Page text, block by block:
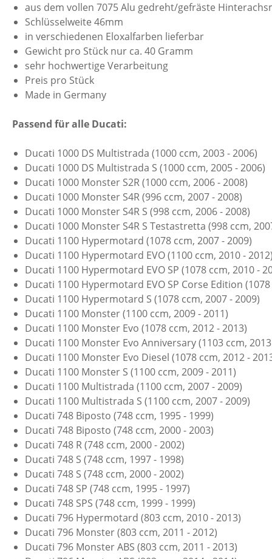
aus dem vollen 7075 Alu gedreht/gefräste
Schlüsselweite 46mm
in verschiedenen Eloxalfarben lieferbar
Gewicht pro Stück nur ca. 40 Gramm
sehr hochwertige Verarbeitung
Preis pro Stück
Made in Germany
Passend für alle Ducati:
Ducati 1000 DS Multistrada (1000 ccm, 2003 - 2006)
Ducati 1000 DS Multistrada S (1000 ccm, 2005 - 2006)
Ducati 1000 Monster S2R (1000 ccm, 2006 - 2008)
Ducati 1000 Monster S4R (996 ccm, 2007 - 2008)
Ducati 1000 Monster S4R S (998 ccm, 2006 - 2008)
Ducati 1000 Monster S4R S Testastretta (998 ccm,
Ducati 1100 Hypermotard (1078 ccm, 2007 - 2009)
Ducati 1100 Hypermotard EVO (1100 ccm, 2010 - 2012)
Ducati 1100 Hypermotard EVO SP (1078 ccm, 2010 -
Ducati 1100 Hypermotard EVO SP Corse Edition
Ducati 1100 Hypermotard S (1078 ccm, 2007 - 2009)
Ducati 1100 Monster (1100 ccm, 2009 - 2011)
Ducati 1100 Monster Evo (1078 ccm, 2012 - 2013)
Ducati 1100 Monster Evo Anniversary (1103 ccm,
Ducati 1100 Monster Evo Diesel (1078 ccm, 2012 -
Ducati 1100 Monster S (1100 ccm, 2009 - 2011)
Ducati 1100 Multistrada (1100 ccm, 2007 - 2009)
Ducati 1100 Multistrada S (1100 ccm, 2007 - 2009)
Ducati 748 Biposto (748 ccm, 1995 - 1999)
Ducati 748 Biposto (748 ccm, 2000 - 2003)
Ducati 748 R (748 ccm, 2000 - 2002)
Ducati 748 S (748 ccm, 1997 - 1998)
Ducati 748 S (748 ccm, 2000 - 2002)
Ducati 748 SP (748 ccm, 1995 - 1997)
Ducati 748 SPS (748 ccm, 1999 - 1999)
Ducati 796 Hypermotard (803 ccm, 2010 - 2013)
Ducati 796 Monster (803 ccm, 2011 - 2012)
Ducati 796 Monster ABS (803 ccm, 2011 - 2013)